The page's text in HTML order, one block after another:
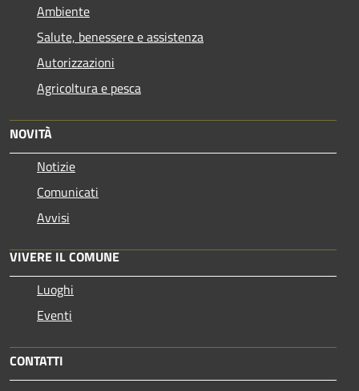
Ambiente
Salute, benessere e assistenza
Autorizzazioni
Agricoltura e pesca
NOVITÀ
Notizie
Comunicati
Avvisi
VIVERE IL COMUNE
Luoghi
Eventi
CONTATTI